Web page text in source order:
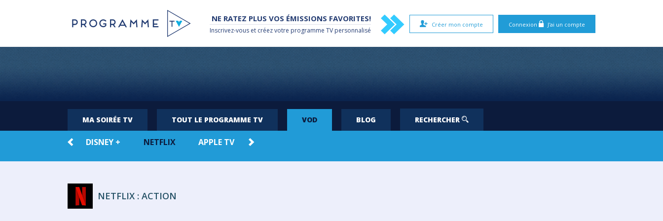
Connexion J'ai un compte
Créer mon compte
NE RATEZ PLUS VOS ÉMISSIONS FAVORITES!
Inscrivez-vous et créez votre programme TV personnalisé
MA SOIRÉE TV TOUT LE PROGRAMME TV VOD BLOG RECHERCHER
DISNEY + NETFLIX APPLE TV
NETFLIX : ACTION